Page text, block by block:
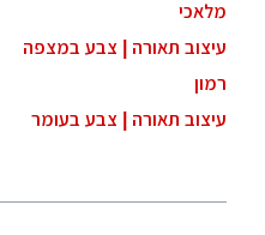
מלאכי
עיצוב תאורה | צבע במצפה
רמון
עיצוב תאורה | צבע בעומר